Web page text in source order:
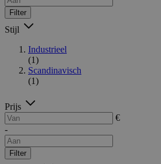
Filter
Stijl
Industrieel
(1)
Scandinavisch
(1)
Prijs
€
-
Filter